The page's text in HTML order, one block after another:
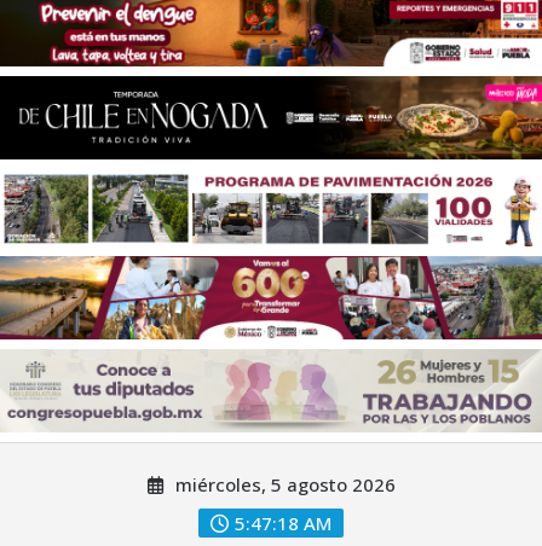
miércoles, 5 agosto 2026
5:47:20 AM